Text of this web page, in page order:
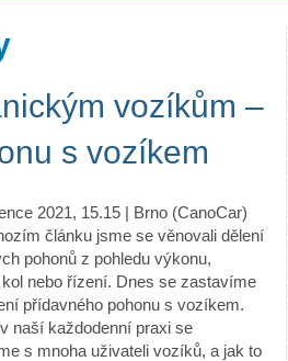
vozíkům –
s vozíkem
2021, 15.15 | Brno (CanoCar)
článku jsme se věnovali dělení
pohonů z pohledu výkonu,
nebo řízení. Dnes se zastavíme
přídavného pohonu s vozíkem.
naší každodenní praxi se
s mnoha uživateli vozíků, a jak to